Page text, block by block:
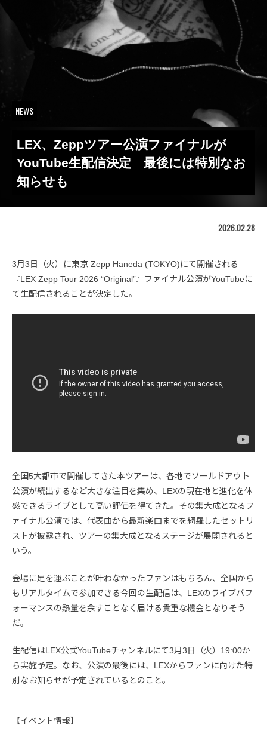
NEWS
LEX、Zeppツアー公演ファイナルが
YouTube生配信決定 最後には特別なお
知らせも
2026.02.28
3月3日（火）に東京 Zepp Haneda (TOKYO)にて開催される
『LEX Zepp Tour 2026 “Original”』ファイナル公演がYouTubeに
て生配信されることが決定した。
全国5大都市で開催してきた本ツアーは、各地でソールドアウト
公演が続出するなど大きな注目を集め、LEXの現在地と進化を体
感できるライブとして高い評価を得てきた。その集大成となるフ
ァイナル公演では、代表曲から最新楽曲までを網羅したセットリ
ストが披露され、ツアーの集大成となるステージが展開されると
いう。
会場に足を運ぶことが叶わなかったファンはもちろん、全国から
もリアルタイムで参加できる今回の生配信は、LEXのライブパフ
ォーマンスの熱量を余すことなく届ける貴重な機会となりそう
だ。
生配信はLEX公式YouTubeチャンネルにて3月3日（火）19:00か
ら実施予定。なお、公演の最後には、LEXからファンに向けた特
別なお知らせが予定されているとのこと。
【イベント情報】